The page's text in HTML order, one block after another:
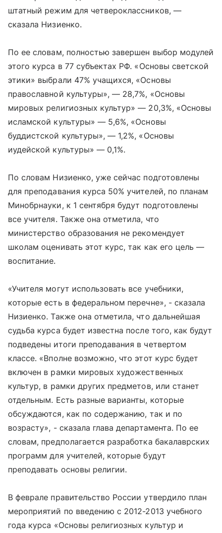
штатный режим для четвероклассников, —
сказала Низиенко.
По ее словам, полностью завершен выбор модулей
этого курса в 77 субъектах РФ. «Основы светской
этики» выбрали 47% учащихся, «Основы
православной культуры», — 28,7%, «Основы
мировых религиозных культур» — 20,3%, «Основы
исламской культуры» — 5,6%, «Основы
буддистской культуры», — 1,2%, «Основы
иудейской культуры» — 0,1%.
По словам Низиенко, уже сейчас подготовлены
для преподавания курса 50% учителей, по планам
Минобрнауки, к 1 сентября будут подготовлены
все учителя. Также она отметила, что
министерство образования не рекомендует
школам оценивать этот курс, так как его цель —
воспитание.
«Учителя могут использовать все учебники,
которые есть в федеральном перечне», - сказала
Низиенко. Также она отметила, что дальнейшая
судьба курса будет известна после того, как будут
подведены итоги преподавания в четвертом
классе. «Вполне возможно, что этот курс будет
включен в рамки мировых художественных
культур, в рамки других предметов, или станет
отдельным. Есть разные варианты, которые
обсуждаются, как по содержанию, так и по
возрасту», - сказала глава департамента. По ее
словам, предполагается разработка бакалаврских
программ для учителей, которые будут
преподавать основы религии.
В феврале правительство России утвердило план
мероприятий по введению с 2012-2013 учебного
года курса «Основы религиозных культур и